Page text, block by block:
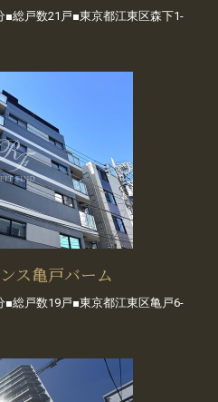
総戸数21戸■東京都江東区森下1-
ス亀戸バーム
総戸数19戸■東京都江東区亀戸6-